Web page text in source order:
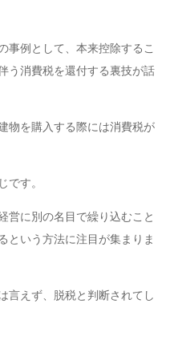
事例として、本来控除するこ
う消費税を還付する裏技が話
物を購入する際には消費税が
です。
営に別の名目で繰り込むこと
という方法に注目が集まりま
言えず、脱税と判断されてし